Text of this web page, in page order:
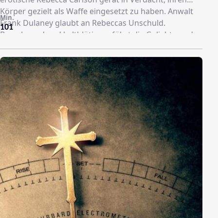
Körper gezielt als Waffe eingesetzt zu haben. Anwalt
Frank Dulaney glaubt an Rebeccas Unschuld.
Berechnend und kaltblütig verführt die Geliebte und
Haupterbin des vermögenden Toten den ehrgeizigen
Anwalt. Ihrer besitzergreifenden Begierde
hemmungslos verfallen, ahnt er, dass Rebeccas
unbändiges Verlangen nach sexuellen Exzessen
tödlich ist.
101
Min.